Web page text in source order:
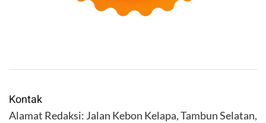
Kontak
Alamat Redaksi: Jalan Kebon Kelapa, Tambun Selatan,